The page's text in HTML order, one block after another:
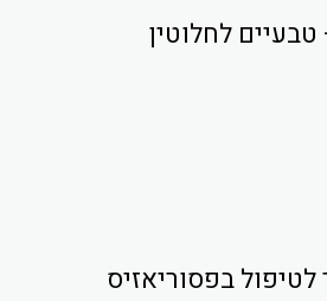
לחלוטין
בפסוריאזיס